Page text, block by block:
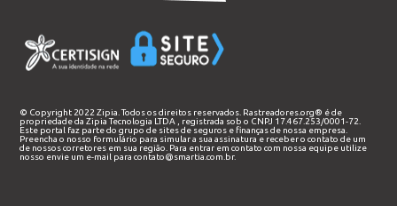
© Copyright 2022 Zipia. Todos os direitos reservados. Rastreadores.org® é de
propriedade daZipia Tecnologia LTDA
, registrada sob o CNPJ 17.467.253/0001-72.
Este portal faz parte do grupo de sites de seguros e finanças de nossa empresa.
Preencha o nosso formulário para simular a sua assinatura e receber o contato de um
de nossos corretores em sua região. Para entrar em contato com nossa equipe utilize
nosso envie um e-mail paracontato@smartia.com.br.